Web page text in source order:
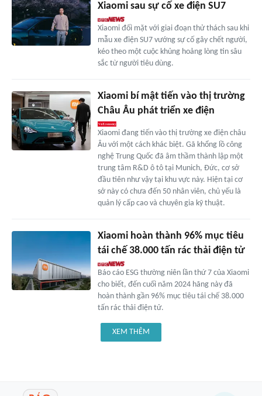
Xiaomi sau sự cố xe điện SU7
Xiaomi đối mặt với giai đoạn thử thách sau khi
mẫu xe điện SU7 vướng sự cố gây chết người,
kéo theo một cuộc khủng hoảng lòng tin sâu
sắc từ người tiêu dùng.
Xiaomi bí mật tiến vào thị trường
Châu Âu phát triển xe điện
Xiaomi đang tiến vào thị trường xe điện châu
Âu với một cách khác biệt. Gã khổng lồ công
nghệ Trung Quốc đã âm thầm thành lập một
trung tâm R&D ô tô tại Munich, Đức, cơ sở
đầu tiên như vậy tại khu vực này. Hiện tại cơ
sở này có chưa đến 50 nhân viên, chủ yếu là
quản lý cấp cao và chuyên gia kỹ thuật.
Xiaomi hoàn thành 96% mục tiêu
tái chế 38.000 tấn rác thải điện tử
Báo cáo ESG thường niên lần thứ 7 của Xiaomi
cho biết, đến cuối năm 2024 hãng này đã
hoàn thành gần 96% mục tiêu tái chế 38.000
tấn rác thải điện tử.
XEM THÊM